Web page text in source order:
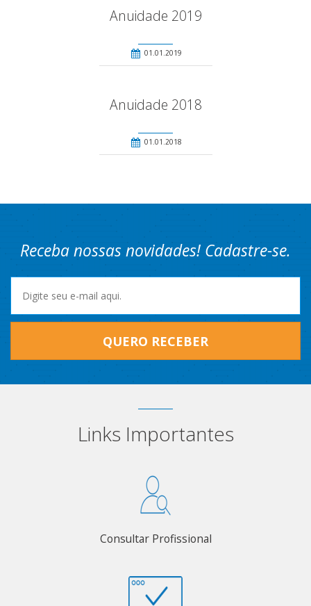
Anuidade 2019
01.01.2019
Anuidade 2018
01.01.2018
Receba nossas novidades! Cadastre-se.
QUERO RECEBER
Links Importantes
Consultar Profissional